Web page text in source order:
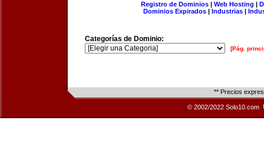
Registro de Dominios| Web Hosting |
Dominios Expirados | Industrias |
Categorías de Dominio:
[Pág.
** Precios
© 2002/2022 Solo10.com